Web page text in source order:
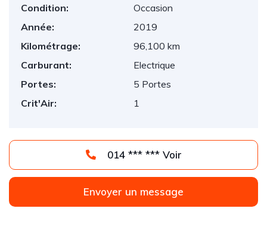
Condition:
Occasion
Année:
2019
Kilométrage:
96,100 km
Carburant:
Electrique
Portes:
5 Portes
Crit'Air:
1
014 *** *** Voir
Envoyer un message